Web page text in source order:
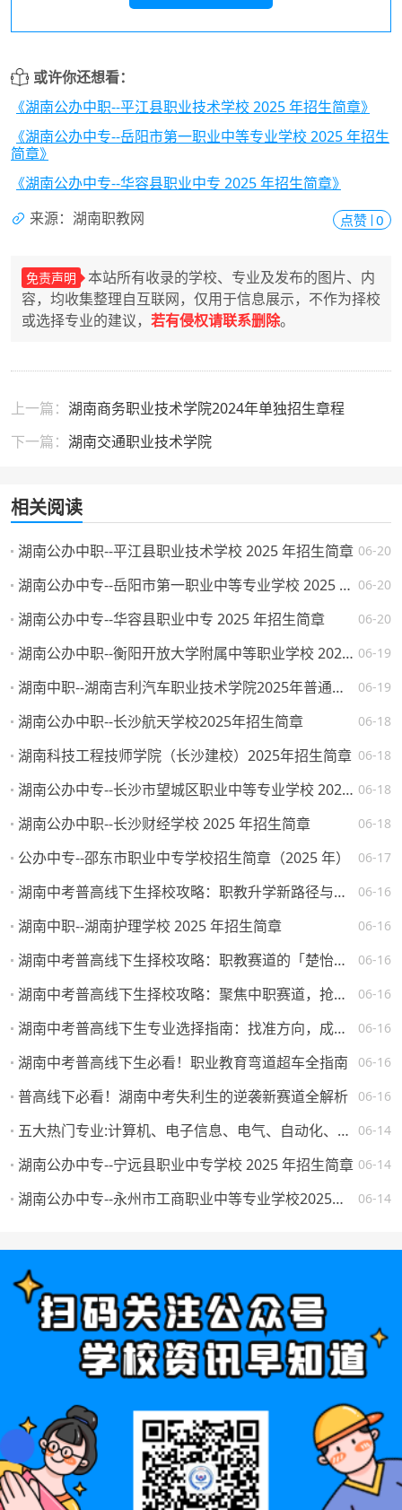
或许你还想看：
《湖南公办中职--平江县职业技术学校 2025 年招生简章》
《湖南公办中专--岳阳市第一职业中等专业学校 2025 年招生
简章》
《湖南公办中专--华容县职业中专 2025 年招生简章》
来源：湖南职教网
点赞 0
免责声明
本站所有收录的学校、专业及发布的图片、内
容，均收集整理自互联网，仅用于信息展示，不作为择校
或选择专业的建议， 若有侵权请联系删除。
上一篇： 湖南商务职业技术学院2024年单独招生章程
下一篇： 湖南交通职业技术学院
相关阅读
06-20
湖南公办中职--平江县职业技术学校 2025 年招生简章
06-20
湖南公办中专--岳阳市第一职业中等专业学校 2025 年招生简章
06-20
湖南公办中专--华容县职业中专 2025 年招生简章
06-19
湖南公办中职--衡阳开放大学附属中等职业学校 2025 年招生简章
06-19
湖南中职--湖南吉利汽车职业技术学院2025年普通高校招生章程
06-18
湖南公办中职--长沙航天学校2025年招生简章
06-18
湖南科技工程技师学院（长沙建校）2025年招生简章
06-18
湖南公办中专--长沙市望城区职业中等专业学校 2025 年招生简章
06-18
湖南公办中职--长沙财经学校 2025 年招生简章
06-17
公办中专--邵东市职业中专学校招生简章（2025 年）
06-16
湖南中考普高线下生择校攻略：职教升学新路径与热门院校解析
06-16
湖南中职--湖南护理学校 2025 年招生简章
06-16
湖南中考普高线下生择校攻略：职教赛道的「楚怡」机遇与突围路径
06-16
湖南中考普高线下生择校攻略：聚焦中职赛道，抢占升学就业先机
06-16
湖南中考普高线下生专业选择指南：找准方向，成就未来
06-16
湖南中考普高线下生必看！职业教育弯道超车全指南
06-16
普高线下必看！湖南中考失利生的逆袭新赛道全解析
06-14
五大热门专业:计算机、电子信息、电气、自动化、机械。学校怎么选，将来就业如何？
06-14
湖南公办中专--宁远县职业中专学校 2025 年招生简章
06-14
湖南公办中专--永州市工商职业中等专业学校2025年一年级新生填报志愿须知